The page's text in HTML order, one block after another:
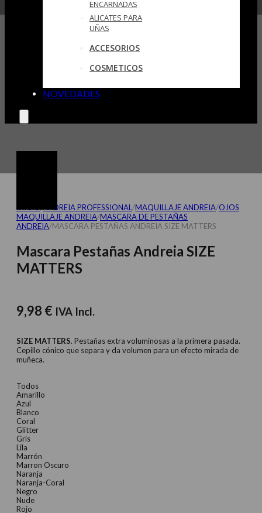
ENCARNADAS
ALICATES PARA
UÑAS
ACCESORIOS
COSMETICOS
NOVEDADES
ANDREIA PROFESSIONAL /MAQUILLAJE ANDREIA/OJOS
MAQUILLAJE ANDREIA/MASCARA DE PESTAÑAS
ANDREIA/MASCARA PESTAÑAS ANDREIA SIZE MATTERS
Mascara Pestañas Andreia SIZE
MATTERS
9,98 € IVA Incl.
SIZE MATTERS. Pestañas extra voluminosas a la primera pasada.
Cepillo cónico que separa y da volumen para un efecto mirada de
muñeca.
Todos
Amarillo
Azul
Blanco
Coral
Glitter
Gris
Lila
Marrón
Marron Oscuro
Naranja
Naranja-Coral
Negro
Nude
Rojo